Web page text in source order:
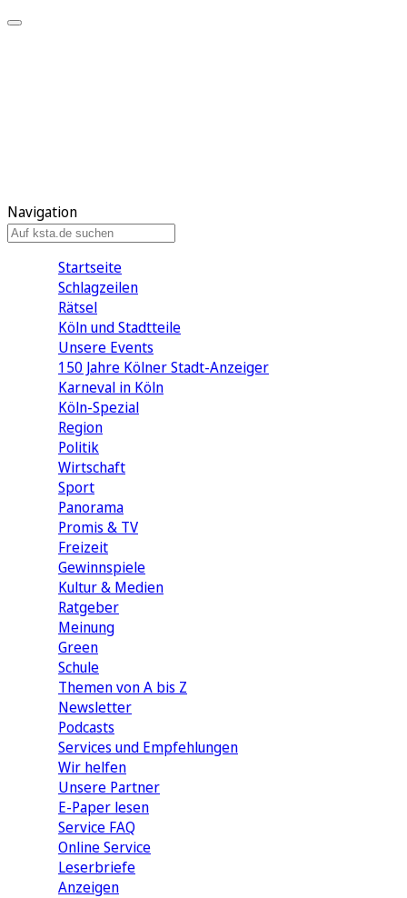
Navigation
Startseite
Schlagzeilen
Rätsel
Köln und Stadtteile
Unsere Events
150 Jahre Kölner Stadt-Anzeiger
Karneval in Köln
Köln-Spezial
Region
Politik
Wirtschaft
Sport
Panorama
Promis & TV
Freizeit
Gewinnspiele
Kultur & Medien
Ratgeber
Meinung
Green
Schule
Themen von A bis Z
Newsletter
Podcasts
Services und Empfehlungen
Wir helfen
Unsere Partner
E-Paper lesen
Service FAQ
Online Service
Leserbriefe
Anzeigen